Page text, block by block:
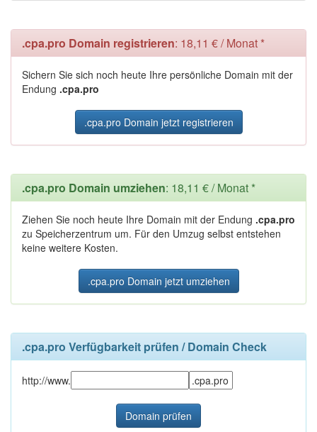
.cpa.pro Domain registrieren: 18,11 € / Monat *
Sichern Sie sich noch heute Ihre persönliche Domain mit der
Endung .cpa.pro
.cpa.pro Domain jetzt registrieren
.cpa.pro Domain umziehen: 18,11 € / Monat *
Ziehen Sie noch heute Ihre Domain mit der Endung .cpa.pro
zu Speicherzentrum um. Für den Umzug selbst entstehen
keine weitere Kosten.
.cpa.pro Domain jetzt umziehen
.cpa.pro Verfügbarkeit prüfen / Domain Check
http://www.